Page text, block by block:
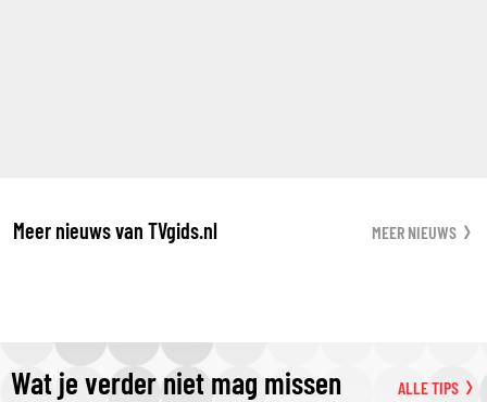
Meer nieuws van TVgids.nl MEER NIEUWS
Wat je verder niet mag missen ALLE TIPS